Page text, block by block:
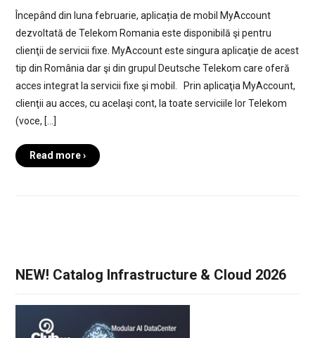
Începând din luna februarie, aplicația de mobil MyAccount
dezvoltată de Telekom Romania este disponibilă şi pentru
clienţii de servicii fixe. MyAccount este singura aplicaţie de acest
tip din România dar şi din grupul Deutsche Telekom care oferă
acces integrat la servicii fixe şi mobil. Prin aplicaţia MyAccount,
clienţii au acces, cu acelaşi cont, la toate serviciile lor Telekom
(voce, […]
Read more ›
NEW! Catalog Infrastructure & Cloud 2026